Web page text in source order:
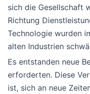
sich die Gesellschaft
Richtung
Technologie wurden
alten Industrien
Es entstanden neue
erforderten. Diese
ist, sich an neue